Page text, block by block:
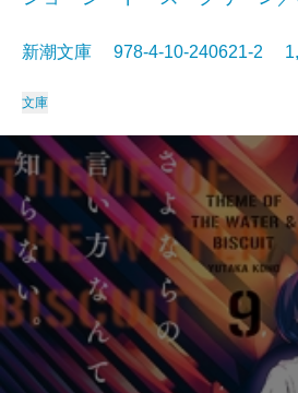
新潮文庫 978-4-10-240621-2
文庫